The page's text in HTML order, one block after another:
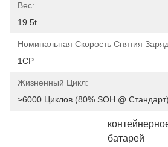
Вес:
19.5t
Номинальная Скорость Снятия
1CP
Жизненный Цикл:
≥6000 Циклов (80% SOH @ Стандарт)
батарей